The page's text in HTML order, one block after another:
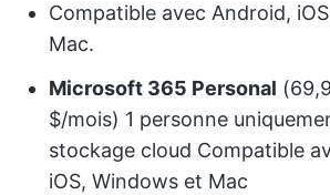
Compatible avec Android,
Mac.
Microsoft 365 Personal
$/mois) 1 personne
stockage cloud Compatible
iOS, Windows et Mac